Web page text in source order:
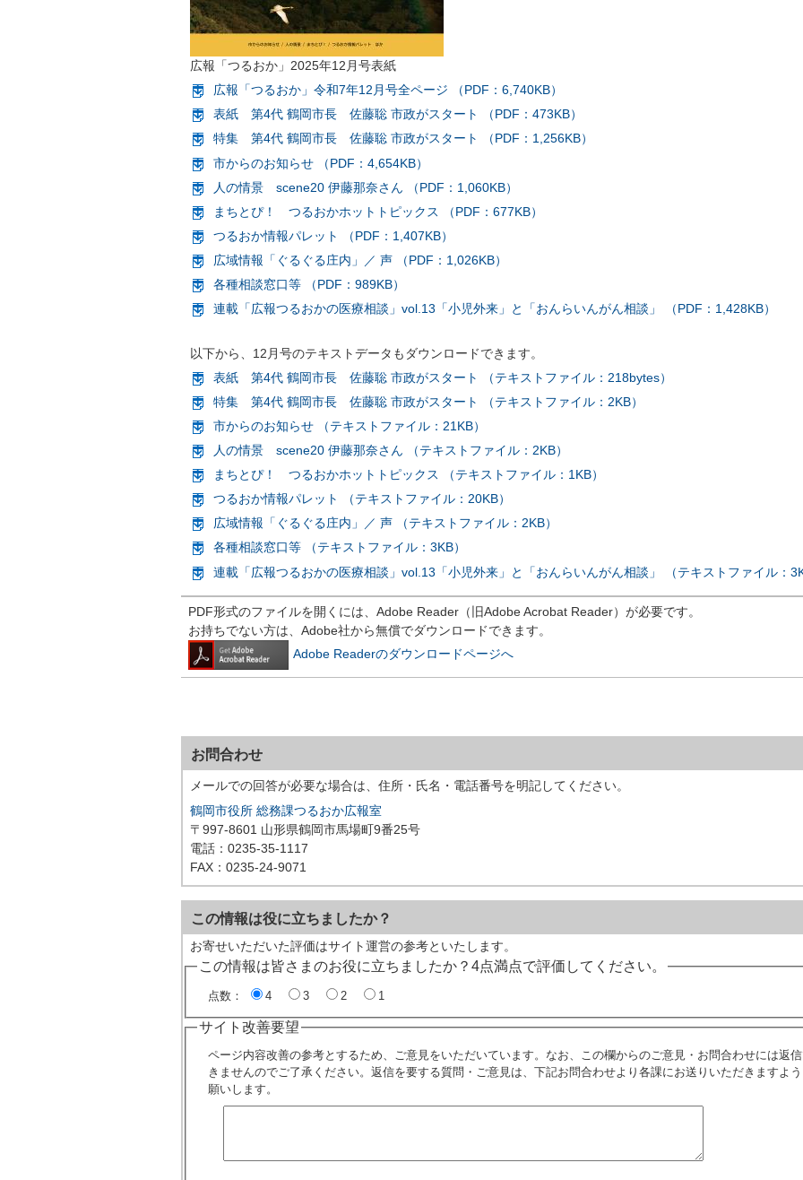
広報「つるおか」2025年12月号表紙
広報「つるおか」令和7年12月号全ページ （PDF：6,740KB）
表紙 第4代 鶴岡市長 佐藤聡 市政がスタート （PDF：473KB）
特集 第4代 鶴岡市長 佐藤聡 市政がスタート （PDF：1,256KB）
市からのお知らせ （PDF：4,654KB）
人の情景 scene20 伊藤那奈さん （PDF：1,060KB）
まちとぴ！ つるおかホットトピックス （PDF：677KB）
つるおか情報パレット （PDF：1,407KB）
広域情報「ぐるぐる庄内」／ 声 （PDF：1,026KB）
各種相談窓口等 （PDF：989KB）
連載「広報つるおかの医療相談」vol.13「小児外来」と「おんらいんがん相談」 （PDF：1,428KB）
以下から、12月号のテキストデータもダウンロードできます。
表紙 第4代 鶴岡市長 佐藤聡 市政がスタート （テキストファイル：218bytes）
特集 第4代 鶴岡市長 佐藤聡 市政がスタート （テキストファイル：2KB）
市からのお知らせ （テキストファイル：21KB）
人の情景 scene20 伊藤那奈さん （テキストファイル：2KB）
まちとぴ！ つるおかホットトピックス （テキストファイル：1KB）
つるおか情報パレット （テキストファイル：20KB）
広域情報「ぐるぐる庄内」／ 声 （テキストファイル：2KB）
各種相談窓口等 （テキストファイル：3KB）
連載「広報つるおかの医療相談」vol.13「小児外来」と「おんらいんがん相談」 （テキストファイル：
PDF形式のファイルを開くには、Adobe Reader（旧Adobe Acrobat Reader）が必要です。
お持ちでない方は、Adobe社から無償でダウンロードできます。
Adobe Readerのダウンロードページへ
お問合わせ
メールでの回答が必要な場合は、住所・氏名・電話番号を明記してください。
鶴岡市役所 総務課つるおか広報室
〒997-8601 山形県鶴岡市馬場町9番25号
電話：0235-35-1117
FAX：0235-24-9071
この情報は役に立ちましたか？
お寄せいただいた評価はサイト運営の参考といたします。
この情報は皆さまのお役に立ちましたか？4点満点で評価してください。
点数： 4 3 2 1
サイト改善要望
ページ内容改善の参考とするため、ご意見をいただいています。なお、この欄からのご意見・お問合わせには返
きませんのでご了承ください。返信を要する質問・ご意見は、下記お問合わせより各課にお送りいただきますよ
願いします。